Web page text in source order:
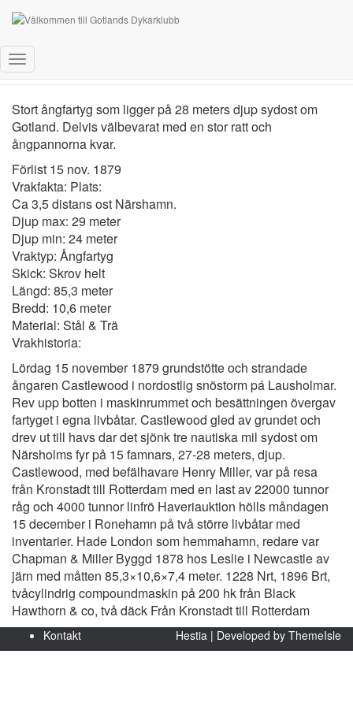
Toggle
Stort ångfartyg som ligger på 28 meters djup sydost om
Gotland. Delvis välbevarat med en stor ratt och
ångpannorna kvar.
Förlist 15 nov. 1879
Vrakfakta: Plats:
Ca 3,5 distans ost Närshamn.
Djup max: 29 meter
Djup min: 24 meter
Vraktyp: Ångfartyg
Skick: Skrov helt
Längd: 85,3 meter
Bredd: 10,6 meter
Material: Stål & Trä
Vrakhistoria:
Lördag 15 november 1879 grundstötte och strandade
ångaren Castlewood i nordostlig snöstorm pá Lausholmar.
Rev upp botten i maskinrummet och besättningen övergav
fartyget i egna livbåtar. Castlewood gled av grundet och
drev ut till havs dar det sjönk tre nautiska mil sydost om
Närsholms fyr på 15 famnars, 27-28 meters, djup.
Castlewood, med befälhavare Henry Miller, var på resa
från Kronstadt till Rotterdam med en last av 22000 tunnor
råg och 4000 tunnor linfrö Haveriauktion hölls måndagen
15 december i Ronehamn på två större livbåtar med
inventarier. Hade London som hemmahamn, redare var
Chapman & Miller Byggd 1878 hos Leslie i Newcastle av
järn med måtten 85,3×10,6×7,4 meter. 1228 Nrt, 1896 Brt,
tvåcylindrig compoundmaskin på 200 hk från Black
Hawthorn & co, två däck Från Kronstadt till Rotterdam
Kontakt Hestia | Developed by ThemeIsle